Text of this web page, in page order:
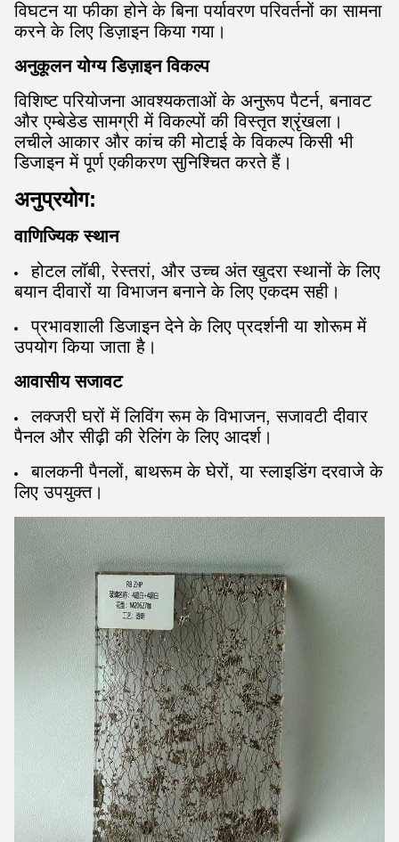
विघटन या फीका होने के बिना पर्यावरण परिवर्तनों का सामना
करने के लिए डिज़ाइन किया गया।
अनुकूलन योग्य डिज़ाइन विकल्प
विशिष्ट परियोजना आवश्यकताओं के अनुरूप पैटर्न, बनावट
और एम्बेडेड सामग्री में विकल्पों की विस्तृत श्रृंखला।
लचीले आकार और कांच की मोटाई के विकल्प किसी भी
डिजाइन में पूर्ण एकीकरण सुनिश्चित करते हैं।
अनुप्रयोग:
वाणिज्यिक स्थान
होटल लॉबी, रेस्तरां, और उच्च अंत खुदरा स्थानों के लिए
बयान दीवारों या विभाजन बनाने के लिए एकदम सही।
प्रभावशाली डिजाइन देने के लिए प्रदर्शनी या शोरूम में
उपयोग किया जाता है।
आवासीय सजावट
लक्जरी घरों में लिविंग रूम के विभाजन, सजावटी दीवार
पैनल और सीढ़ी की रेलिंग के लिए आदर्श।
बालकनी पैनलों, बाथरूम के घेरों, या स्लाइडिंग दरवाजे के
लिए उपयुक्त।